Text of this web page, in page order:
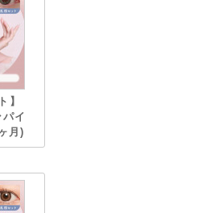
】
イ
月)